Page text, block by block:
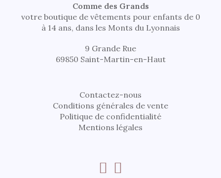
Comme des Grands
votre boutique de vêtements pour enfants de 0
à 14 ans, dans les Monts du Lyonnais
9 Grande Rue
69850 Saint-Martin-en-Haut
Contactez-nous
Conditions générales de vente
Politique de confidentialité
Mentions légales